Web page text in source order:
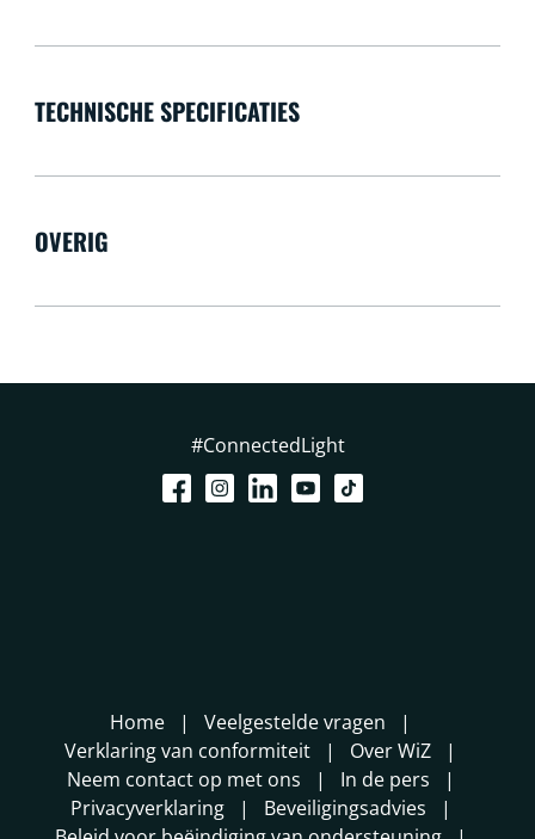
TECHNISCHE SPECIFICATIES
OVERIG
#ConnectedLight
Home
Veelgestelde vragen
Verklaring van conformiteit
Over WiZ
Neem contact op met ons
In de pers
Privacyverklaring
Beveiligingsadvies